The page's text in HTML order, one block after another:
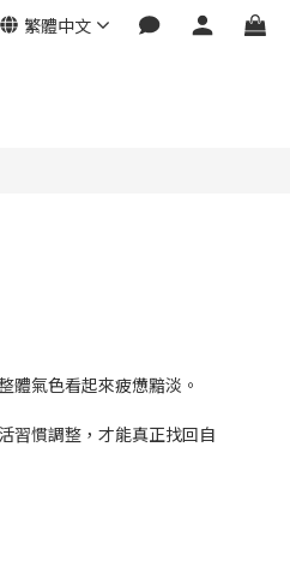
繁體中文
體氣色看起來疲憊黯淡。
習慣調整，才能真正找回自